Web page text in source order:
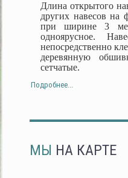
Длина открытого
других навесов на
при ширине 3
одноярусное.
непосредственно
деревянную
сетчатые.
Подробнее...
МЫ НА КАРТЕ